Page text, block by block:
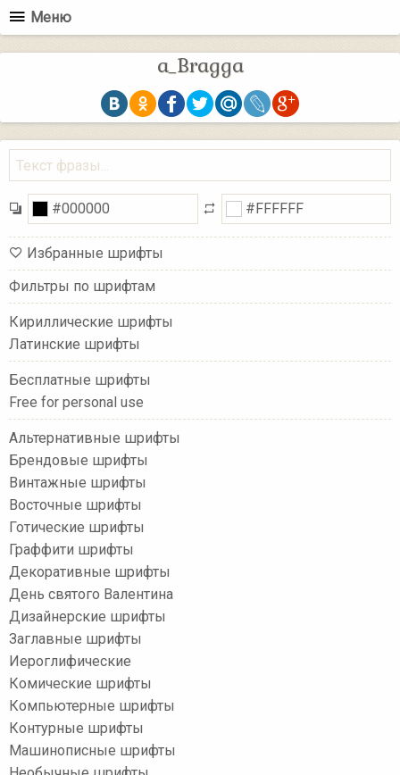
Меню
a_Bragga
Избранные шрифты
Фильтры по шрифтам
Кириллические шрифты
Латинские шрифты
Бесплатные шрифты
Free for personal use
Альтернативные шрифты
Брендовые шрифты
Винтажные шрифты
Восточные шрифты
Готические шрифты
Граффити шрифты
Декоративные шрифты
День святого Валентина
Дизайнерские шрифты
Заглавные шрифты
Иероглифические
Комические шрифты
Компьютерные шрифты
Контурные шрифты
Машинописные шрифты